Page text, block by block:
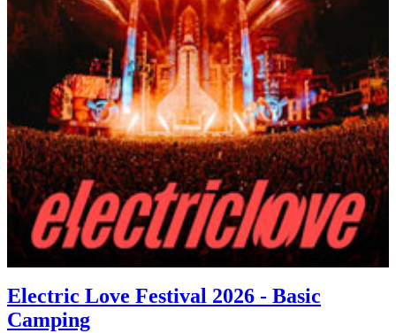
Electric Love Festival 2026 - Basic
Camping